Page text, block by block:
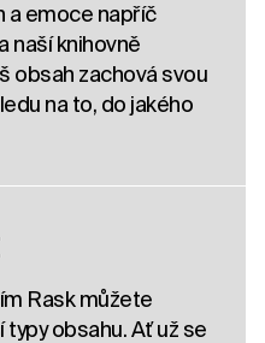
a emoce napříč
naší knihovně
obsah zachová svou
na to, do jakého
Rask můžete
obsahu. Ať už se